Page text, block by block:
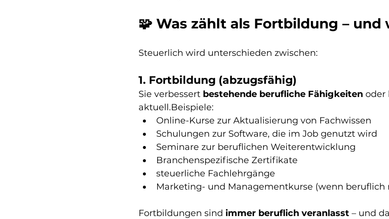
🧩 Was zählt als Fortbildung – und
Steuerlich wird unterschieden zwischen:
1. Fortbildung (abzugsfähig)
Sie verbessert bestehende berufliche Fähigkeiten oder
aktuell.Beispiele:
Online-Kurse zur Aktualisierung von Fachwissen
Schulungen zur Software, die im Job genutzt wird
Seminare zur beruflichen Weiterentwicklung
Branchenspezifische Zertifikate
steuerliche Fachlehrgänge
Marketing- und Managementkurse (wenn beruflich
Fortbildungen sind immer beruflich veranlasst – und